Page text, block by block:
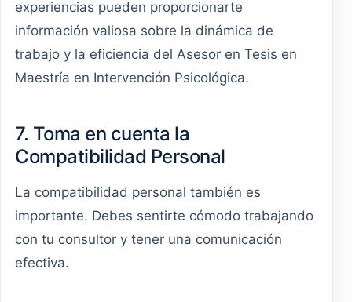
experiencias pueden proporcionarte
información valiosa sobre la dinámica de
trabajo y la eficiencia del Asesor en Tesis en
Maestría en Intervención Psicológica.
7. Toma en cuenta la
Compatibilidad Personal
La compatibilidad personal también es
importante. Debes sentirte cómodo trabajando
con tu consultor y tener una comunicación
efectiva.